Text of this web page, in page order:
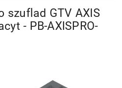
szuflad GTV AXIS
- PB-AXISPRO-